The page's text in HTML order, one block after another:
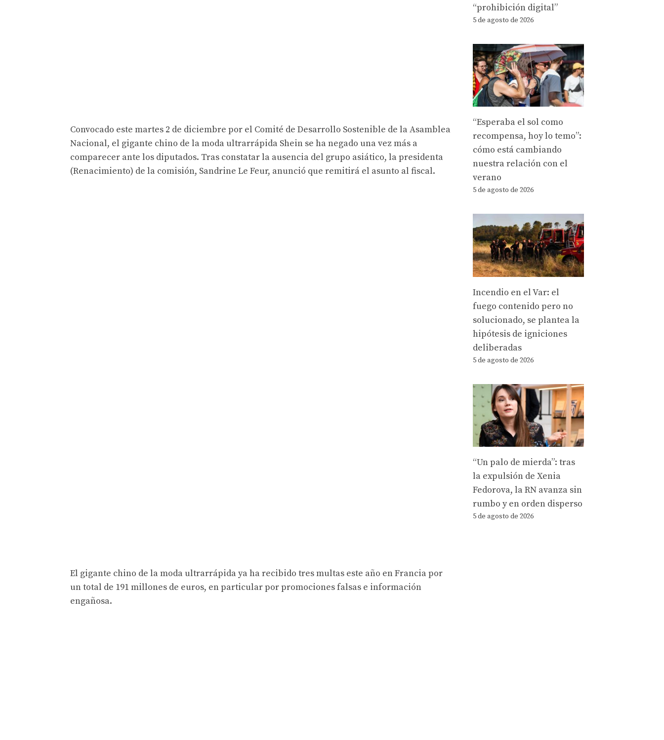
Convocado este martes 2 de diciembre por el Comité de Desarrollo Sostenible de la Asamblea
Nacional, el gigante chino de la moda ultrarrápida Shein se ha negado una vez más a
comparecer ante los diputados. Tras constatar la ausencia del grupo asiático, la presidenta
(Renacimiento) de la comisión, Sandrine Le Feur, anunció que remitirá el asunto al fiscal.
El gigante chino de la moda ultrarrápida ya ha recibido tres multas este año en Francia por
un total de 191 millones de euros, en particular por promociones falsas e información
engañosa.
“prohibición digital”
5 de agosto de 2026
“Esperaba el sol como
recompensa, hoy lo temo”:
cómo está cambiando
nuestra relación con el
verano
5 de agosto de 2026
Incendio en el Var: el
fuego contenido pero no
solucionado, se plantea la
hipótesis de igniciones
deliberadas
5 de agosto de 2026
“Un palo de mierda”: tras
la expulsión de Xenia
Fedorova, la RN avanza sin
rumbo y en orden disperso
5 de agosto de 2026